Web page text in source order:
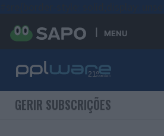
MENU
GERIR SUBSCRIÇÕES